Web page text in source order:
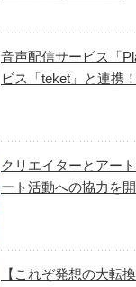
音声配信サービス「
ビス「teket」と連携
クリエイターとアー
ート活動への協力を
【これぞ発想の大転